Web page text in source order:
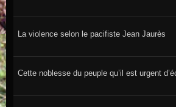
La violence selon le pacifiste Jean Jaurès
Cette noblesse du peuple qu’il est urgent